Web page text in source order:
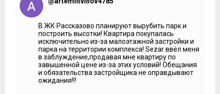
человека. Здесь есть кровать, 2 прикроватных столика,
комод для того, чтобы дамы могли с утра навести
макияж. И мы считаем, что в спальных люди должны
проводить именно время ночное. Вся жизнь должна
проистекать в гостиной.
Владимир Гордиенко:Виктор, расскажите о технологии
строительства, о применении газосиликата и о фасадах.
В ЖК Рассказово планируют вырубить парк и
построить высотки! Квартира покупалась
исключительно из-за малоэтажной застройки и
парка на территории комплекса! Sezar ввёл меня
в заблуждение,продавая мне квартиру по
завышенной цене из-за этих условий! Обещания
и обязательства застройщика не оправдывают
ожидания!!!